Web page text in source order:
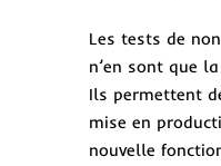
Les tests de
n’en sont que
Ils permettent
mise en
nouvelle